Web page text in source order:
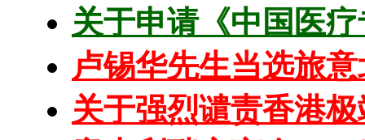
关于申请《中国医
卢锡华先生当选旅
关于强烈谴责香港